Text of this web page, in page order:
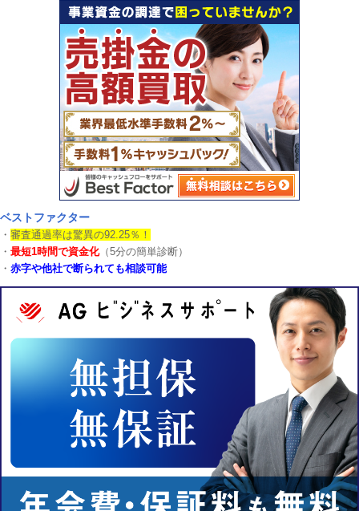
ベストファクター
・ 審査通過率は驚異の92.25％！
・ 最短1時間で資金化（5分の簡単診断）
・ 赤字や他社で断られても相談可能